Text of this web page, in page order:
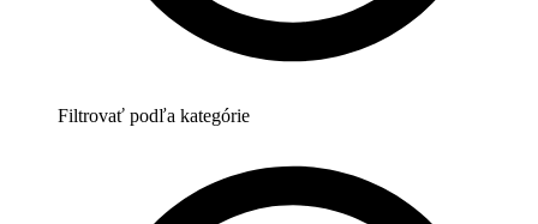
Filtrovať podľa kategórie